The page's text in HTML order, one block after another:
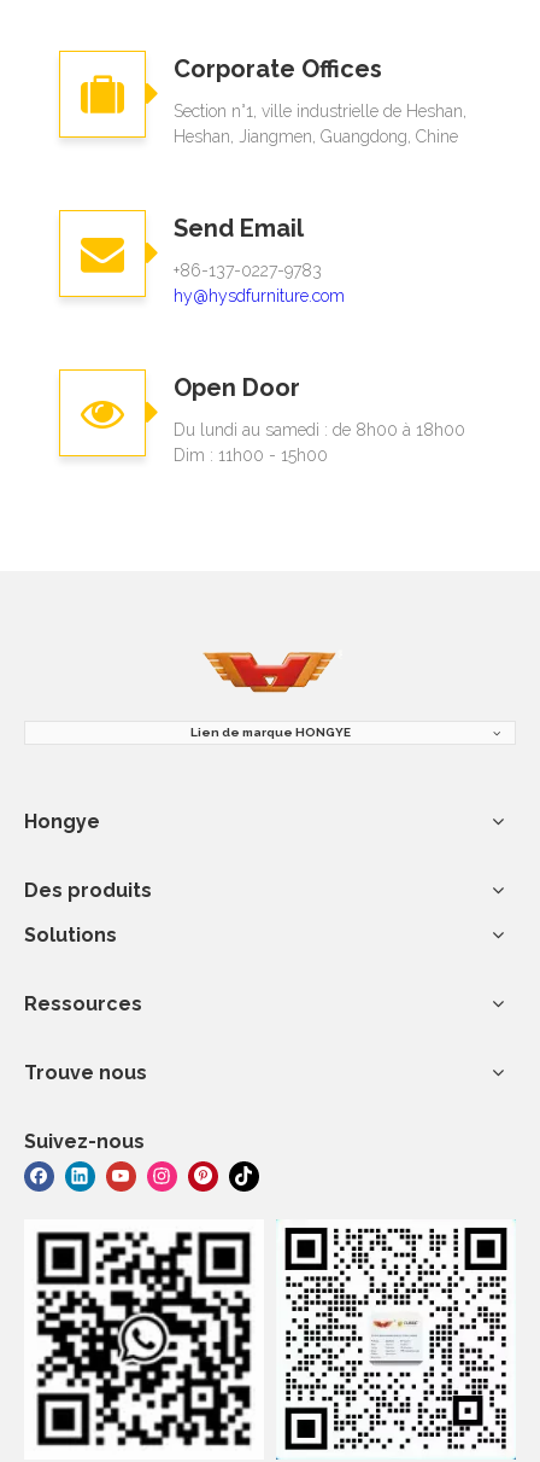
Corporate Offices
Section n°1, ville industrielle de Heshan,
Heshan, Jiangmen, Guangdong, Chine
Send Email
+86-137-0227-9783​​​​​​​
hy@hysdfurniture.com
Open Door
Du lundi au samedi : de 8h00 à 18h00
Dim : 11h00 - 15h00
Lien de marque HONGYE
Hongye
Des produits
Solutions
Ressources
Trouve nous
Suivez-nous